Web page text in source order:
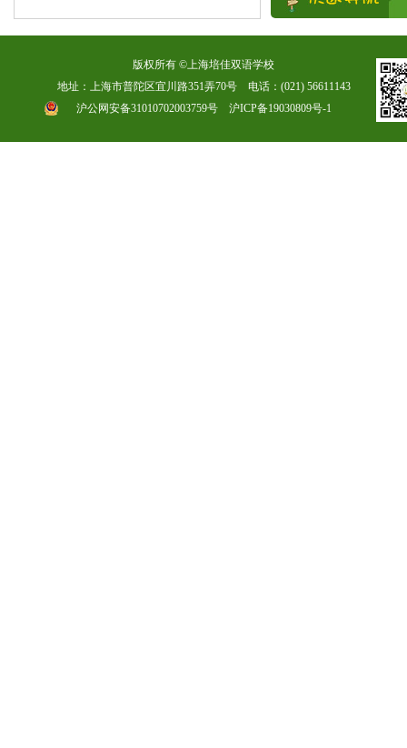
版权所有 ©上海培佳双语学校
地址：上海市普陀区宜川路351弄70号 电话：(021) 56611143
沪公网安备31010702003759号沪ICP备19030809号-1